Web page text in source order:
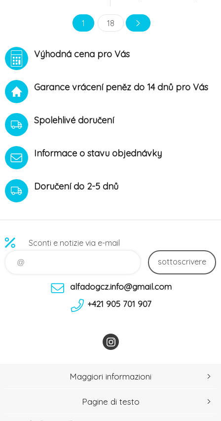
na podporu mobilitykoně
trpící akutními, chronickými či
degenerativními procesy v
šlachách CHONDRO liq. je
správné produkce sy
1 18
Výhodná cena pro Vás
Garance vrácení peněz do 14 dnů pro Vás
Spolehlivé doručení
Informace o stavu objednávky
Doručení do 2-5 dnů
Sconti e notizie via e-mail
sottoscrivere
alfadogcz.info@gmail.com
+421 905 701 907
Maggiori informazioni
Pagine di testo